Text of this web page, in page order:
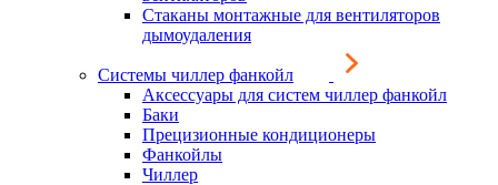
Стаканы монтажные для вентиляторов
дымоудаления
Системы чиллер фанкойл
Аксессуары для систем чиллер фанкойл
Баки
Прецизионные кондиционеры
Фанкойлы
Чиллер